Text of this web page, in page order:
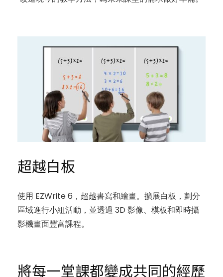
超越白板
使用 EZWrite 6，超越書寫和繪畫。擴展白板，劃分
區域進行小組活動，並透過 3D 影像、模板和即時攝
影機畫面豐富課程。
將每一堂課都變成共同的經歷